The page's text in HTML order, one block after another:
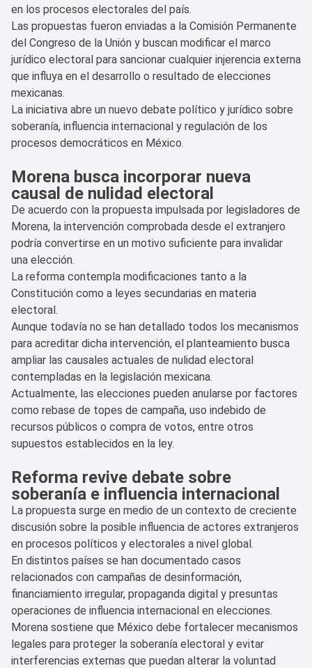
en los procesos electorales del país.
Las propuestas fueron enviadas a la Comisión Permanente
del Congreso de la Unión y buscan modificar el marco
jurídico electoral para sancionar cualquier injerencia externa
que influya en el desarrollo o resultado de elecciones
mexicanas.
La iniciativa abre un nuevo debate político y jurídico sobre
soberanía, influencia internacional y regulación de los
procesos democráticos en México.
Morena busca incorporar nueva
causal de nulidad electoral
De acuerdo con la propuesta impulsada por legisladores de
Morena, la intervención comprobada desde el extranjero
podría convertirse en un motivo suficiente para invalidar
una elección.
La reforma contempla modificaciones tanto a la
Constitución como a leyes secundarias en materia
electoral.
Aunque todavía no se han detallado todos los mecanismos
para acreditar dicha intervención, el planteamiento busca
ampliar las causales actuales de nulidad electoral
contempladas en la legislación mexicana.
Actualmente, las elecciones pueden anularse por factores
como rebase de topes de campaña, uso indebido de
recursos públicos o compra de votos, entre otros
supuestos establecidos en la ley.
Reforma revive debate sobre
soberanía e influencia internacional
La propuesta surge en medio de un contexto de creciente
discusión sobre la posible influencia de actores extranjeros
en procesos políticos y electorales a nivel global.
En distintos países se han documentado casos
relacionados con campañas de desinformación,
financiamiento irregular, propaganda digital y presuntas
operaciones de influencia internacional en elecciones.
Morena sostiene que México debe fortalecer mecanismos
legales para proteger la soberanía electoral y evitar
interferencias externas que puedan alterar la voluntad